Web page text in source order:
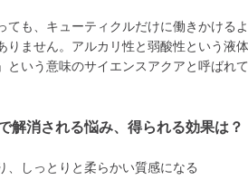
ても、キューティクルだけに働きかける
りません。アルカリ性と弱酸性という液
という意味のサイエンスアクアと呼ばれて
解消される悩み、得られる効果は？
、しっとりと柔らかい質感になる